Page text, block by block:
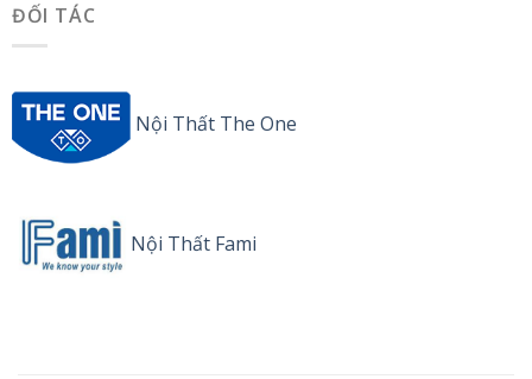
ĐỐI TÁC
Nội Thất The One
Nội Thất Fami